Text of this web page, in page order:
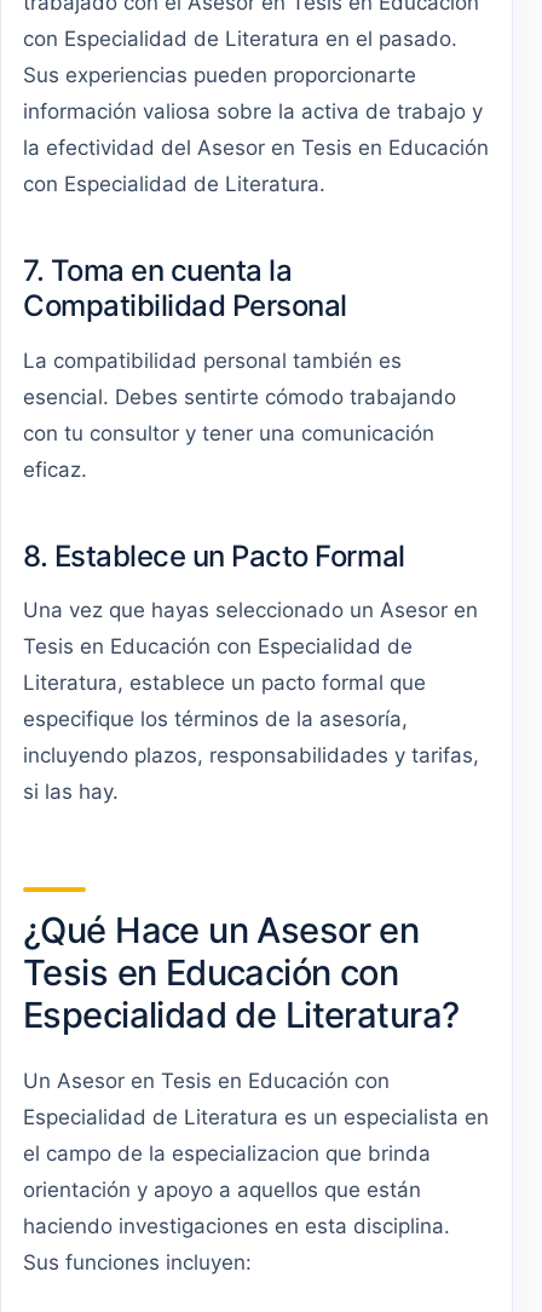
con Especialidad de Literatura en el pasado.
Sus experiencias pueden proporcionarte
información valiosa sobre la activa de trabajo y
la efectividad del Asesor en Tesis en Educación
con Especialidad de Literatura.
7. Toma en cuenta la
Compatibilidad Personal
La compatibilidad personal también es
esencial. Debes sentirte cómodo trabajando
con tu consultor y tener una comunicación
eficaz.
8. Establece un Pacto Formal
Una vez que hayas seleccionado un Asesor en
Tesis en Educación con Especialidad de
Literatura, establece un pacto formal que
especifique los términos de la asesoría,
incluyendo plazos, responsabilidades y tarifas,
si las hay.
¿Qué Hace un Asesor en
Tesis en Educación con
Especialidad de Literatura?
Un Asesor en Tesis en Educación con
Especialidad de Literatura es un especialista en
el campo de la especializacion que brinda
orientación y apoyo a aquellos que están
haciendo investigaciones en esta disciplina.
Sus funciones incluyen: